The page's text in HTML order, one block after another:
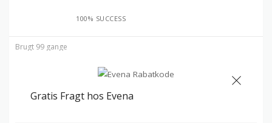
100% SUCCESS
Brugt 99 gange
Gratis Fragt hos Evena